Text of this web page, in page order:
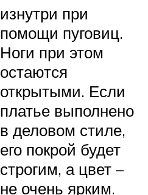
изнутри при
помощи пуговиц.
Ноги при этом
остаются
открытыми. Если
платье выполнено
в деловом стиле,
его покрой будет
строгим, а цвет –
не очень ярким.